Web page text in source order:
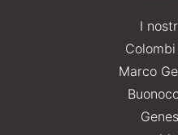
I
Marco